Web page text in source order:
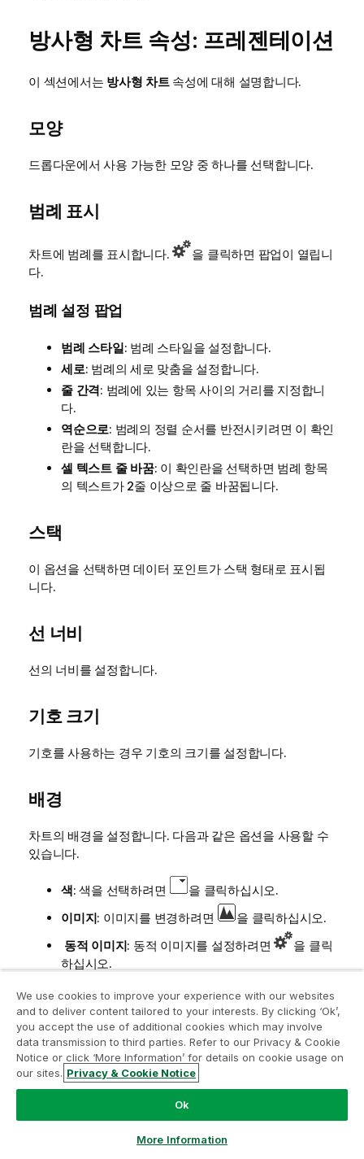
방사형 차트 속성: 프레젠테이션
이 섹션에서는 방사형 차트속성에 대해 설명합니다.
모양
드롭다운에서 사용 가능한 모양 중 하나를 선택합니다.
범례 표시
차트에 범례를 표시합니다.
을 클릭하면 팝업이 열립니
다.
범례 설정 팝업
범례 스타일: 범례 스타일을 설정합니다.
세로: 범례의 세로 맞춤을 설정합니다.
줄 간격: 범례에 있는 항목 사이의 거리를 지정합니
다.
역순으로: 범례의 정렬 순서를 반전시키려면 이 확인
란을 선택합니다.
셀 텍스트 줄 바꿈: 이 확인란을 선택하면 범례 항목
의 텍스트가 2줄 이상으로 줄 바꿈됩니다.
스택
이 옵션을 선택하면 데이터 포인트가 스택 형태로 표시됩
니다.
선 너비
선의 너비를 설정합니다.
기호 크기
기호를 사용하는 경우 기호의 크기를 설정합니다.
배경
차트의 배경을 설정합니다. 다음과 같은 옵션을 사용할 수
있습니다.
색: 색을 선택하려면
을 클릭하십시오.
이미지: 이미지를 변경하려면
을 클릭하십시오.
동적 이미지: 동적 이미지를 설정하려면
을 클릭
하십시오.
를 표시하려면 계산된 표현식을 입력하십시
오.
배경 투명도
을 클릭하십시오. 상자에 값
분석 현대화 프로그램에 참여
분석 현대화 프로그램으로 귀중한 QlikView 앱을 손상시키지
않고 현대화하십시오.
거나 다음에 연결하십시오.
ampquestions@qlik.com
We use cookies to improve your experience with our websites
and to deliver content tailored to your interests. By clicking ‘Ok’,
you accept the use of additional cookies which may involve
data transmission to third parties. Refer to our Privacy & Cookie
Notice or click ‘More Information’ for details on cookie usage on
our sites. Privacy & Cookie Notice
Ok
More Information